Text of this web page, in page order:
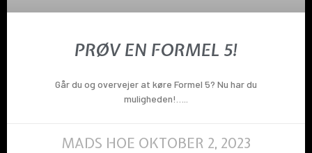
PRØV EN FORMEL 5!
Går du og overvejer at køre Formel 5? Nu har du
muligheden!…..
MADS HOE OKTOBER 2, 2023